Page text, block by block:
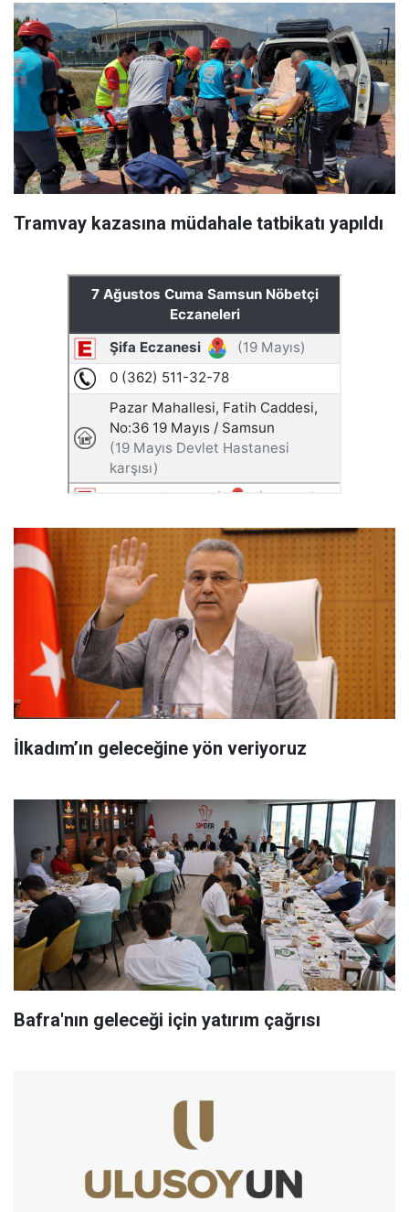
Tramvay kazasına müdahale tatbikatı yapıldı
İlkadım’ın geleceğine yön veriyoruz
Bafra'nın geleceği için yatırım çağrısı